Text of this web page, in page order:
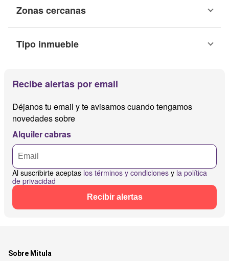
Zonas cercanas
Tipo inmueble
Recibe alertas por email
Déjanos tu email y te avisamos cuando tengamos
novedades sobre
Alquiler cabras
Al suscribirte aceptas los términos y condiciones y la política
de privacidad
Recibir alertas
Sobre Mitula